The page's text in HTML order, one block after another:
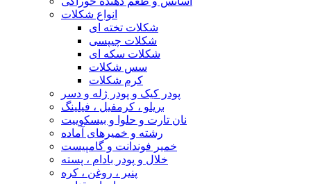
انواع شکلات
شکلات تخته ای
شکلات چیپسی
شکلات سکه ای
سس شکلات
کرم شکلات
پودر کیک و پودر ژله و دسر
بریلو ، کرمفیل ، فیلینگ
نان تارت و حلوا و بیسکوییت
رشته و خمیرهای آماده
خمیر فوندانت و گامپیست
خلال و پودر بادام ، پسته
پنیر ، روغن ، کره